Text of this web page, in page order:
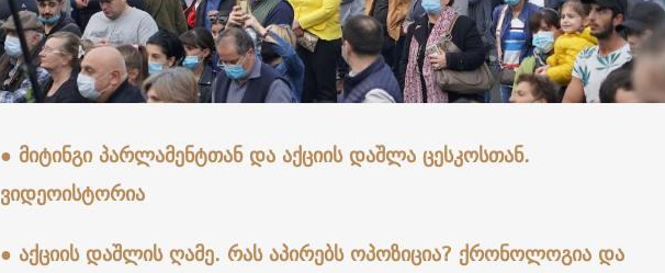
● მიტინგი პარლამენტთან და აქციის დაშლა ცესკოსთან.
ვიდეოისტორია
● აქციის დაშლის ღამე. რას აპირებს ოპოზიცია? ქრონოლოგია და